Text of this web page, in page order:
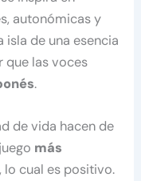
autonómicas y
de una esencia
que las voces
.
de vida hacen de
más
lo cual es positivo.